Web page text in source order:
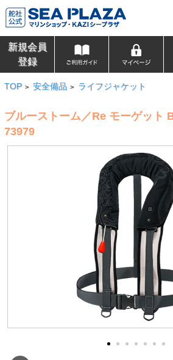
新規会員
登録
TOP > 安全備品 > ライフジャケット
ブルーストーム／Re モーゲット
73979